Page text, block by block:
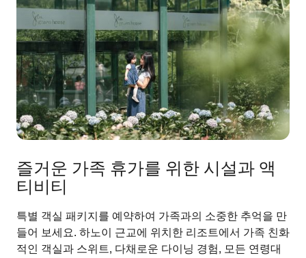
즐거운 가족 휴가를 위한 시설과 액
티비티
특별 객실 패키지를 예약하여 가족과의 소중한 추억을 만
들어 보세요. 하노이 근교에 위치한 리조트에서 가족 친화
적인 객실과 스위트, 다채로운 다이닝 경험, 모든 연령대